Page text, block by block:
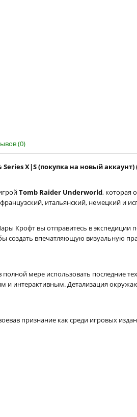
(0)
X|S (покупка на новый аккаунт)
Tomb Raider Underworld, которая
итальянский, немецкий и
Крофт вы отправитесь в
создать впечатляющую визуальную
полной мере использовать последние
и интерактивным. Детализация
признание как среди игровых